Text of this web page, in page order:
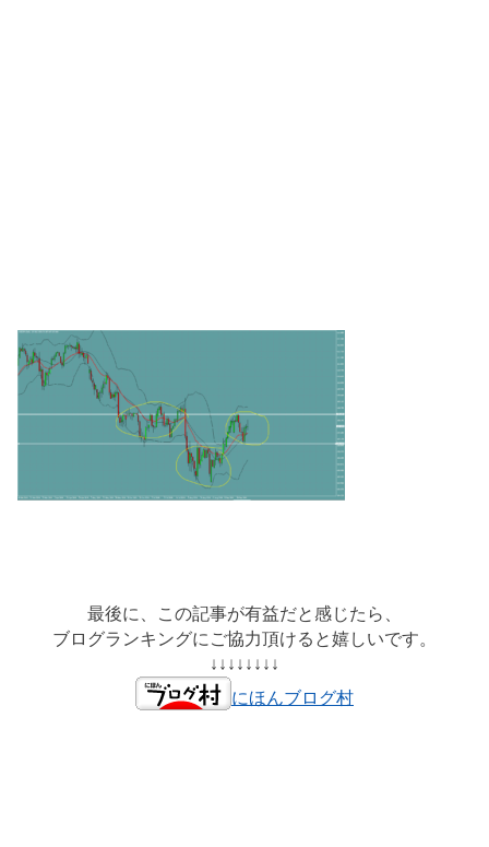
最後に、この記事が有益だと感じたら、
ブログランキングにご協力頂けると嬉しいです。
↓↓↓↓↓↓↓↓
にほんブログ村